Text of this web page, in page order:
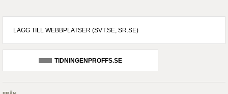
TIDNINGENPROFFS.SE